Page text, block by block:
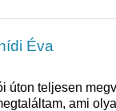
Éva
úton teljesen
ami